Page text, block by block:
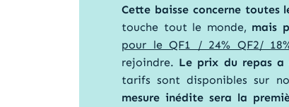
Cette baisse concerne toutes
touche tout le monde, mais
pour le QF1 / 24% QF2/
rejoindre. Le prix du repas a
tarifs sont disponibles sur
mesure inédite sera la